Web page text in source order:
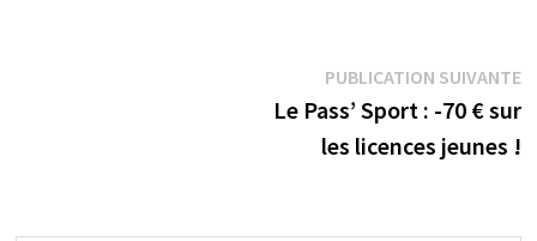
PUBLICATION SUIVANTE
Le Pass’ Sport : -70 € sur
les licences jeunes !